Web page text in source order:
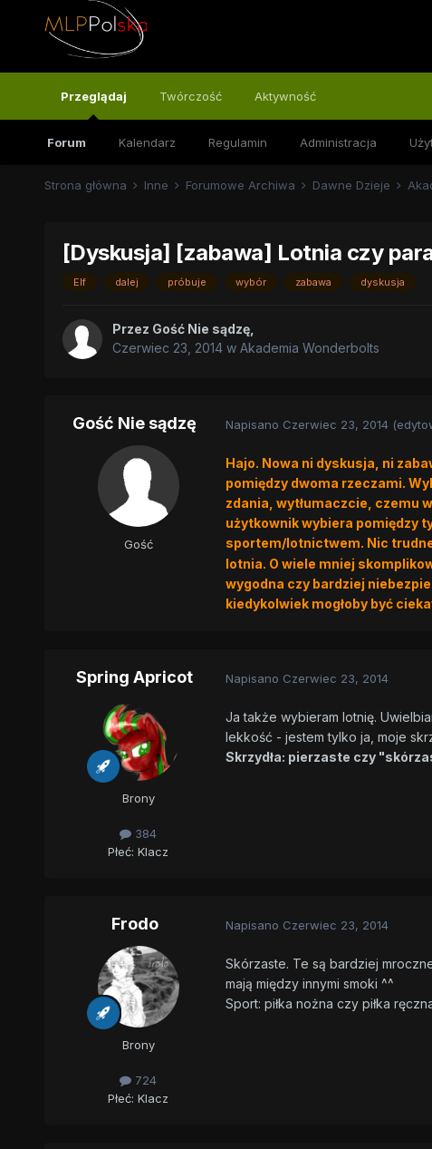
Przeglądaj
Forum Kalendarz Regulamin Administracja
Twórczość Aktywność
Strona główna Inne Forumowe Archiwa Dawne Dzieje
[Dyskusja] [zabawa] Lotnia czy
Elf dalej próbuje wybór zabawa dyskusja
Przez Gość Nie sądzę,
Czerwiec 23, 2014w Akademia Wonderbolts
Gość Nie sądzę
Gość
Napisano Czerwiec 23, 2014
Hajo. Nowa ni dyskusja, ni
pomiędzy dwoma rzeczami.
zdania, wytłumaczcie, czemu
użytkownik wybiera pomiędzy
sportem/lotnictwem. Nic
lotnia. O wiele mniej
wygodna czy bardziej
kiedykolwiek mogłoby być
Spring Apricot
Brony
384
Płeć: Klacz
Napisano Czerwiec 23, 2014
Ja także wybieram lotnię.
lekkość - jestem tylko ja, moje
Skrzydła: pierzaste czy
Frodo
Brony
724
Płeć: Klacz
Napisano Czerwiec 23, 2014
Skórzaste. Te są bardziej
mają między innymi smoki ^^
Sport: piłka nożna czy piłka